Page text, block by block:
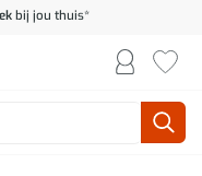
bij jou thuis*